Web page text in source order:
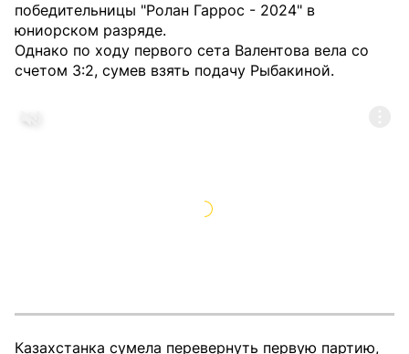
победительницы "Ролан Гаррос - 2024" в
юниорском разряде.
Однако по ходу первого сета Валентова вела со
счетом 3:2, сумев взять подачу Рыбакиной.
Казахстанка сумела перевернуть первую партию,